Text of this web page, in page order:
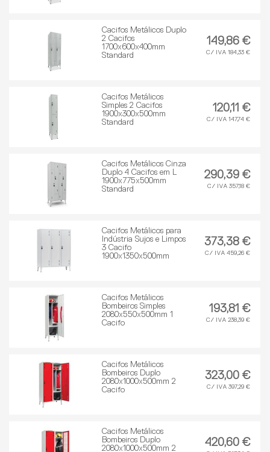
Cacifos Metálicos Duplo
2 Cacifos
1700x600x400mm
Standard
149,86 €
C/ IVA 184,33 €
Cacifos Metálicos
Simples 2 Cacifos
1900x300x500mm
Standard
120,11 €
C/ IVA 147,74 €
Cacifos Metálicos Cinza
Duplo 4 Cacifos em L
1900x775x500mm
Standard
290,39 €
C/ IVA 357,18 €
Cacifos Metálicos para
Indústria Sujos e Limpos
3 Cacifo
1900x1350x500mm
373,38 €
C/ IVA 459,26 €
Cacifos Metálicos
Bombeiros Simples
2080x550x500mm 1
Cacifo
193,81 €
C/ IVA 238,39 €
Cacifos Metálicos
Bombeiros Duplo
2080x1000x500mm 2
Cacifo
323,00 €
C/ IVA 397,29 €
Cacifos Metálicos
Bombeiros Duplo
2080x1000x500mm 2
420,60 €